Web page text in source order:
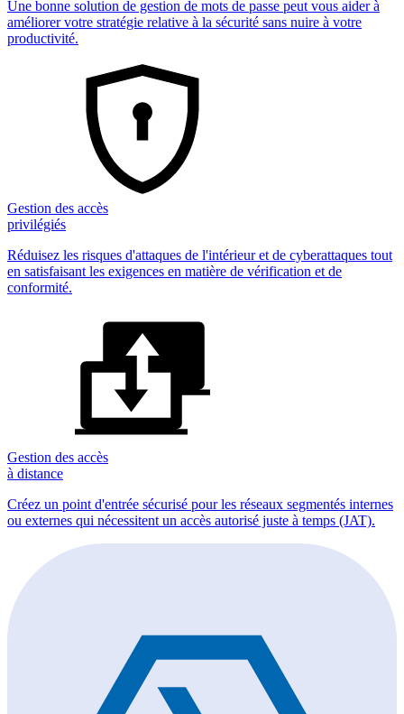
Une bonne solution de gestion de mots de passe peut vous aider à
améliorer votre stratégie relative à la sécurité sans nuire à votre
productivité.
Gestion des accès
privilégiés
Réduisez les risques d'attaques de l'intérieur et de cyberattaques tout
en satisfaisant les exigences en matière de vérification et de
conformité.
Gestion des accès
à distance
Créez un point d'entrée sécurisé pour les réseaux segmentés internes
ou externes qui nécessitent un accès autorisé juste à temps (JAT).